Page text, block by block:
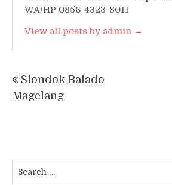
WA/HP 0856-4323-8011
View all posts by admin →
navigation
Slondok Balado
Magelang
Search
for: